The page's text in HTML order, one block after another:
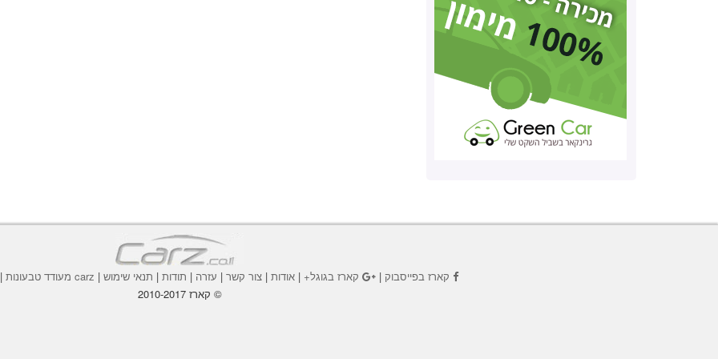
קארז בפייסבוק | קארז בגוגל+ | אודות | צור קשר | עזרה | תודות | תנאי שימוש | carz מעודד טבעונות |
© קארז 2010-2017